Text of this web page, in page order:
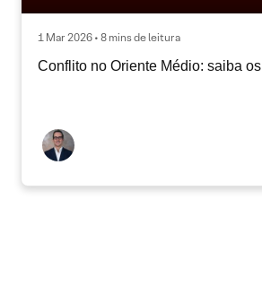
1 Mar 2026 • 8 mins de leitura
Conflito no Oriente Médio: saiba